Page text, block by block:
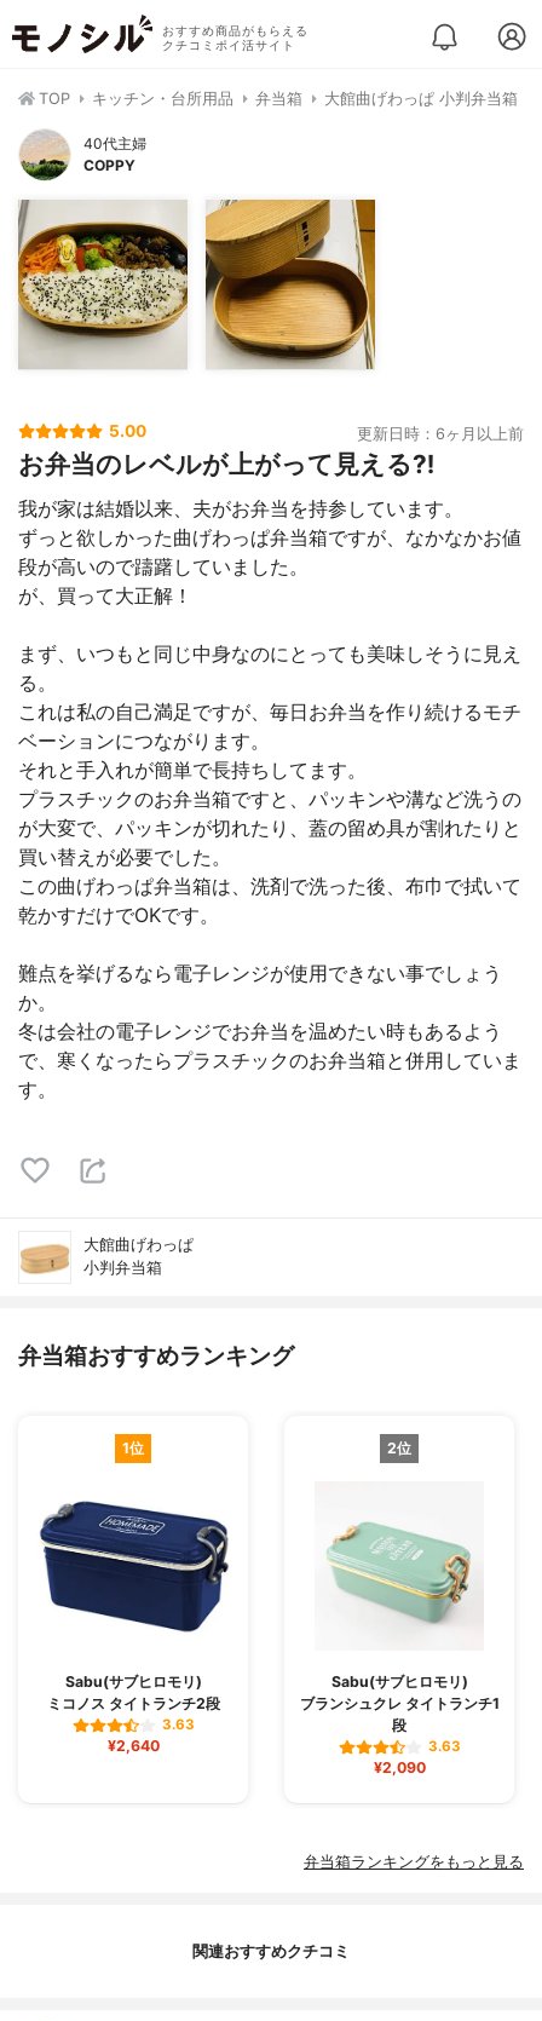
おすすめ商品がもらえる
クチコミポイ活サイト
TOP キッチン・台所用品 弁当箱 大館曲げわっぱ 小判弁当箱
40代主婦
COPPY
5.00 更新日時：6ヶ月以上前
お弁当のレベルが上がって見える⁈
我が家は結婚以来、夫がお弁当を持参しています。
ずっと欲しかった曲げわっぱ弁当箱ですが、なかなかお値
段が高いので躊躇していました。
が、買って大正解！
まず、いつもと同じ中身なのにとっても美味しそうに見え
る。
これは私の自己満足ですが、毎日お弁当を作り続けるモチ
ベーションにつながります。
それと手入れが簡単で長持ちしてます。
プラスチックのお弁当箱ですと、パッキンや溝など洗うの
が大変で、パッキンが切れたり、蓋の留め具が割れたりと
買い替えが必要でした。
この曲げわっぱ弁当箱は、洗剤で洗った後、布巾で拭いて
乾かすだけでOKです。
難点を挙げるなら電子レンジが使用できない事でしょう
か。
冬は会社の電子レンジでお弁当を温めたい時もあるよう
で、寒くなったらプラスチックのお弁当箱と併用していま
す。
大館曲げわっぱ
小判弁当箱
弁当箱おすすめランキング
1位
Sabu(サブヒロモリ)
ミコノス タイトランチ2段
3.63
¥2,640
2位
Sabu(サブヒロモリ)
ブランシュクレ タイトランチ1
段
3.63
¥2,090
弁当箱ランキングをもっと見る
関連おすすめクチコミ